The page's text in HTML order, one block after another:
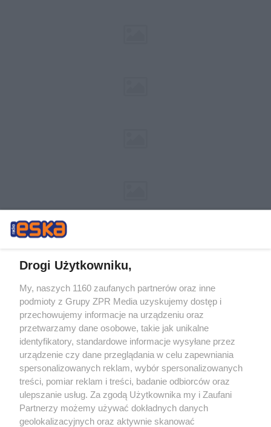
Żaden utwór zamieszczony w serwisie nie może być powielany i
rozpowszechniany lub dalej rozpowszechniany w jakikolwiek sposób (w
tym także elektroniczny lub mechaniczny) na jakimkolwiek polu
eksploatacji w jakiejkolwiek formie, włącznie z umieszczaniem w
Internecie bez pisemnej zgody właściciela praw. Jakiekolwiek użycie lub
wykorzystanie utworów w całości lub w części z naruszeniem prawa,
tzn. bez właściwej zgody, jest zabronione pod groźbą kary i może być
ścigane prawnie.
Drogi Użytkowniku,
My, naszych 1160 zaufanych partnerów oraz inne
podmioty z Grupy ZPR Media uzyskujemy dostęp i
przechowujemy informacje na urządzeniu oraz
przetwarzamy dane osobowe, takie jak unikalne
identyfikatory, standardowe informacje wysyłane przez
urządzenie czy dane przeglądania w celu zapewniania
spersonalizowanych reklam, wybór spersonalizowanych
treści, pomiar reklam i treści, badanie odbiorców oraz
ulepszanie usług. Za zgodą Użytkownika my i Zaufani
Partnerzy możemy używać dokładnych danych
geolokalizacyjnych oraz aktywnie skanować